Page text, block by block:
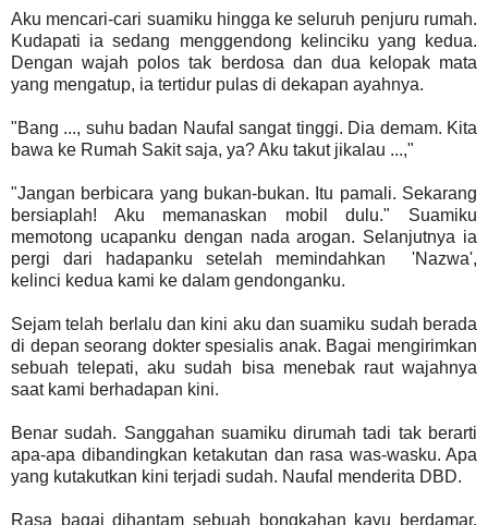
Aku mencari-cari suamiku hingga ke seluruh penjuru rumah.
Kudapati ia sedang menggendong kelinciku yang kedua.
Dengan wajah polos tak berdosa dan dua kelopak mata
yang mengatup, ia tertidur pulas di dekapan ayahnya.
"Bang ..., suhu badan Naufal sangat tinggi. Dia demam. Kita
bawa ke Rumah Sakit saja, ya? Aku takut jikalau ...,"
"Jangan berbicara yang bukan-bukan. Itu pamali. Sekarang
bersiaplah! Aku memanaskan mobil dulu." Suamiku
memotong ucapanku dengan nada arogan. Selanjutnya ia
pergi dari hadapanku setelah memindahkan 'Nazwa',
kelinci kedua kami ke dalam gendonganku.
Sejam telah berlalu dan kini aku dan suamiku sudah berada
di depan seorang dokter spesialis anak. Bagai mengirimkan
sebuah telepati, aku sudah bisa menebak raut wajahnya
saat kami berhadapan kini.
Benar sudah. Sanggahan suamiku dirumah tadi tak berarti
apa-apa dibandingkan ketakutan dan rasa was-wasku. Apa
yang kutakutkan kini terjadi sudah. Naufal menderita DBD.
Rasa bagai dihantam sebuah bongkahan kayu berdamar.